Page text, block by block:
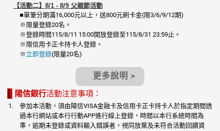
【活動二】8/1 - 8/9 父親節活動
■單筆分期滿16,000元以上，送800元刷卡金(限3/6/9/12期)
※限量登錄20名。
※登錄時間115/8/11 15:00開放登錄至115/8/31 23:59止。
※限信用卡正卡持卡人登錄。
※ 立即登錄(限量20名)
更多說明 >
陽信銀行活動注意事項：
參加本活動，須由陽信VISA金融卡及信用卡正卡持卡人於指定期間透
過本行網站或本行行動APP進行線上登錄，時間以本行系統時間為
準，逾期未登錄或資料輸入錯誤者，視同放棄及未符合活動回饋資